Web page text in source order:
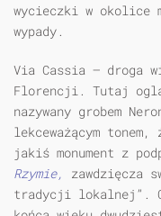
wycieczki w okolice
wypady.
Via Cassia — droga
Florencji. Tutaj
nazywany grobem
lekceważącym
jakiś monument z
Rzymie, zawdzięcza
tradycji lokalnej”.